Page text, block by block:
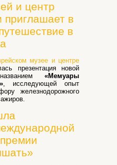
и центр
приглашает в
в
музее и центре
презентация новой
«Мемуары
, исследующей опыт
железнодорожного